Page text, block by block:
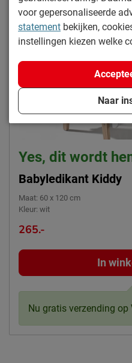
Yes, dit wordt
Babyledikant Kiddy
Maat: 60 x 120 cm
Kleur: wit
265.-
In
Nu gratis verzending op
voor gepersonaliseerde
statement bekijken,
instellingen kiezen welke
Naar